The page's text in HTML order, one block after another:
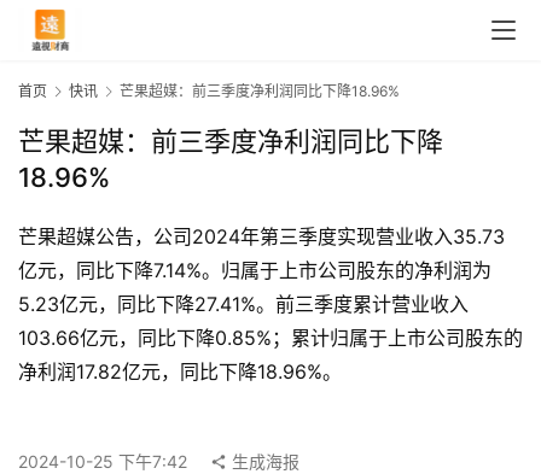
首
首页 快讯 芒果超媒：前三季度净利润同比下降18.96%
芒果超媒：前三季度净利润同比下降
18.96%
芒果超媒公告，公司2024年第三季度实现营业收入35.73
亿元，同比下降7.14%。归属于上市公司股东的净利润为
5.23亿元，同比下降27.41%。前三季度累计营业收入
103.66亿元，同比下降0.85%；累计归属于上市公司股东的
净利润17.82亿元，同比下降18.96%。
2024-10-25 下午7:42 生成海报